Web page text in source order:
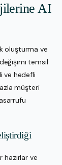
AI
oluşturma ve
temsil
ve hedefli
müşteri
ve